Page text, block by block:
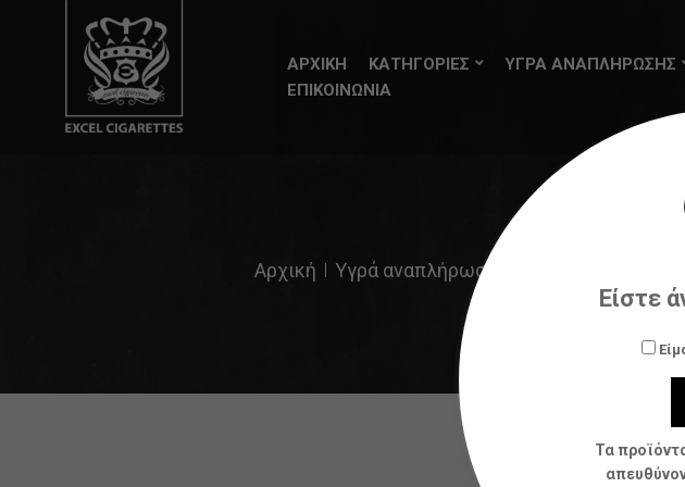
ΑΡΧΙΚΗ ΚΑΤΗΓΟΡΙΕΣ ΥΓΡΑ ΑΝΑΠΛΗΡΩΣΗΣ
ΕΠΙΚΟΙΝΩΝΙΑ
Αρχική Υγρά αναπλήρωσης (flavorshots)
Είστε
Τα